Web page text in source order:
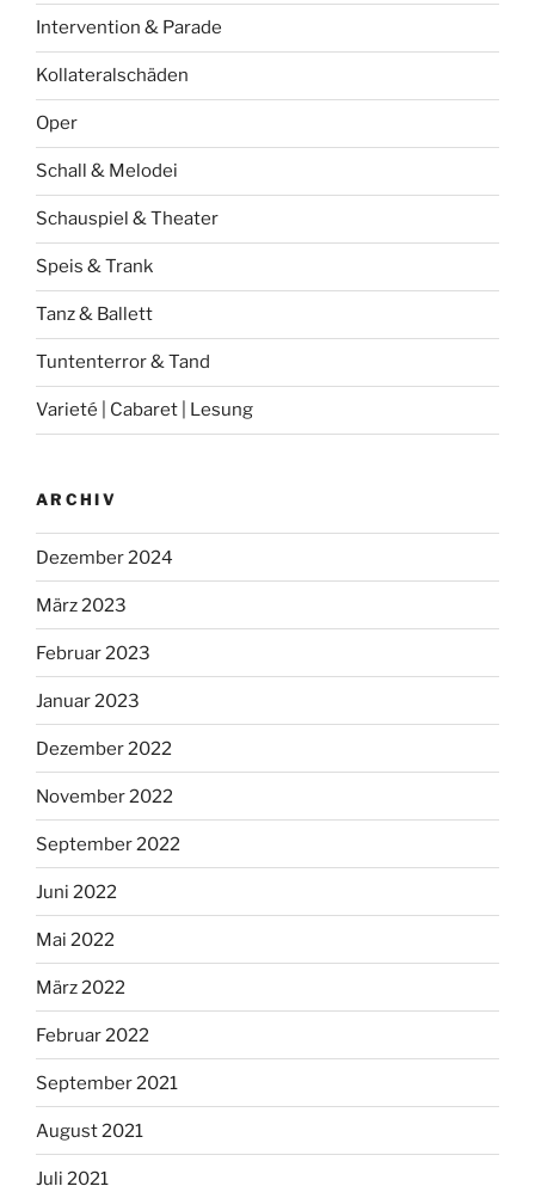
Intervention & Parade
Kollateralschäden
Oper
Schall & Melodei
Schauspiel & Theater
Speis & Trank
Tanz & Ballett
Tuntenterror & Tand
Varieté | Cabaret | Lesung
ARCHIV
Dezember 2024
März 2023
Februar 2023
Januar 2023
Dezember 2022
November 2022
September 2022
Juni 2022
Mai 2022
März 2022
Februar 2022
September 2021
August 2021
Juli 2021